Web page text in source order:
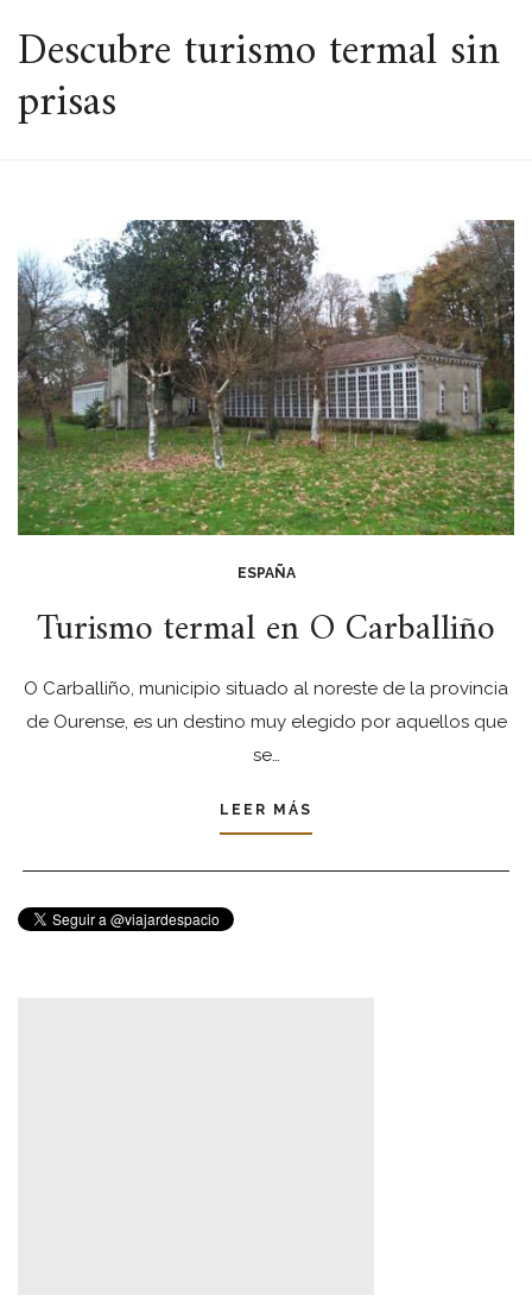
ESPACIO
Descubre turismo termal sin
prisas
ESPAÑA
Turismo termal en O Carballiño
O Carballiño, municipio situado al noreste de la provincia
de Ourense, es un destino muy elegido por aquellos que
se…
LEER MÁS